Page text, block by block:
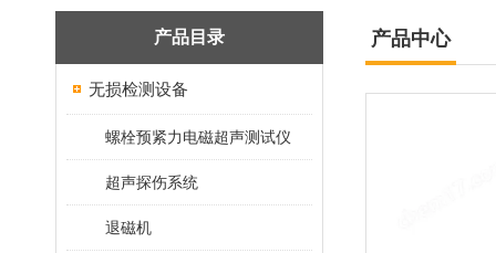
产品目录
无损检测设备
螺栓预紧力电磁超声测试仪
超声探伤系统
退磁机
产品中心